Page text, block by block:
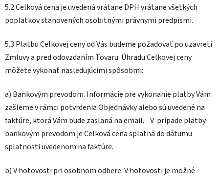
5.2 Celková cena je uvedená vrátane DPH vrátane všetkých
poplatkov stanovených osobitnými právnymi predpismi.
5.3 Platbu Celkovej ceny od Vás budeme požadovať po uzavretí
Zmluvy a pred odovzdaním Tovaru. Úhradu Celkovej ceny
môžete vykonať nasledujúcimi spôsobmi:
a) Bankovým prevodom. Informácie pre vykonanie platby Vám
zašleme v rámci potvrdenia Objednávky alebo sú uvedené na
faktúre, ktorá Vám bude zaslaná na email. V prípade platby
bankovým prevodom je Celková cena splatná do dátumu
splatnosti uvedenom na faktúre.
b) V hotovosti pri osobnom odbere. V hotovosti je možné